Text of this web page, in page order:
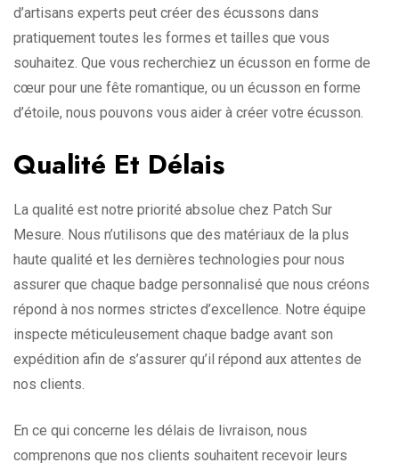
d’artisans experts peut créer des écussons dans
pratiquement toutes les formes et tailles que vous
souhaitez. Que vous recherchiez un écusson en forme de
cœur pour une fête romantique, ou un écusson en forme
d’étoile, nous pouvons vous aider à créer votre écusson.
Qualité Et Délais
La qualité est notre priorité absolue chez Patch Sur
Mesure. Nous n’utilisons que des matériaux de la plus
haute qualité et les dernières technologies pour nous
assurer que chaque badge personnalisé que nous créons
répond à nos normes strictes d’excellence. Notre équipe
inspecte méticuleusement chaque badge avant son
expédition afin de s’assurer qu’il répond aux attentes de
nos clients.
En ce qui concerne les délais de livraison, nous
comprenons que nos clients souhaitent recevoir leurs